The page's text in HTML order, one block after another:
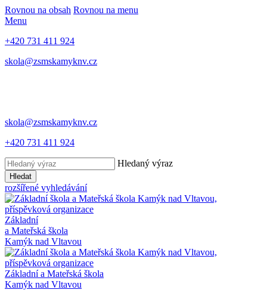
Rovnou na obsah Rovnou na menu
Menu
+420 731 411 924
skola@zsmskamyknv.cz
skola@zsmskamyknv.cz
+420 731 411 924
Hledaný výraz
Hledat
rozšířené vyhledávání
Základní
a Mateřská škola
Kamýk nad Vltavou
Základní a Mateřská škola
Kamýk nad Vltavou